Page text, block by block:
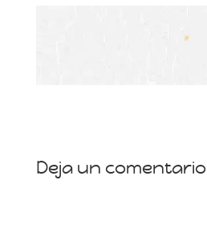
Deja un comentario